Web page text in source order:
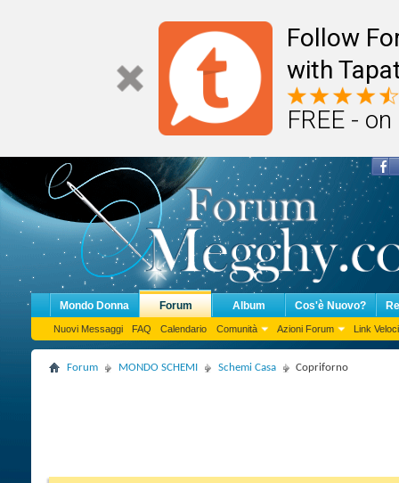
Follow
with
FREE -
Mondo Donna Forum
Nuovi Messaggi FAQ Calendario Comunità Azioni Forum Link Veloci
Album Cos'è Nuovo?
Forum MONDO SCHEMI Schemi Casa Copriforno